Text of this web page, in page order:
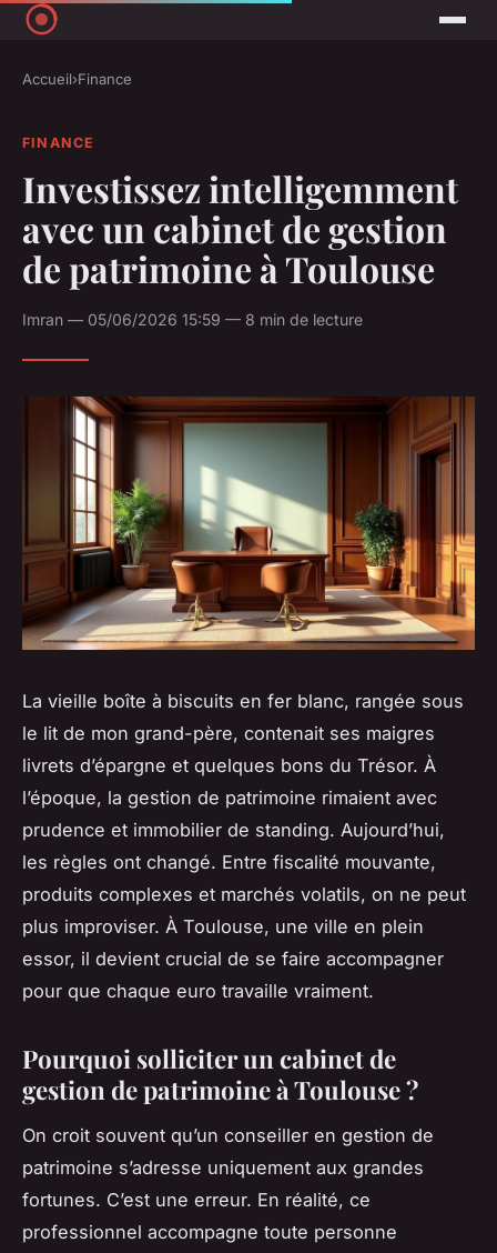
Accueil›Finance
FINANCE
Investissez intelligemment
avec un cabinet de gestion
de patrimoine à Toulouse
Imran — 05/06/2026 15:59 — 8 min de lecture
La vieille boîte à biscuits en fer blanc, rangée sous
le lit de mon grand-père, contenait ses maigres
livrets d’épargne et quelques bons du Trésor. À
l’époque, la gestion de patrimoine rimaient avec
prudence et immobilier de standing. Aujourd’hui,
les règles ont changé. Entre fiscalité mouvante,
produits complexes et marchés volatils, on ne peut
plus improviser. À Toulouse, une ville en plein
essor, il devient crucial de se faire accompagner
pour que chaque euro travaille vraiment.
Pourquoi solliciter un cabinet de
gestion de patrimoine à Toulouse ?
On croit souvent qu’un conseiller en gestion de
patrimoine s’adresse uniquement aux grandes
fortunes. C’est une erreur. En réalité, ce
professionnel accompagne toute personne